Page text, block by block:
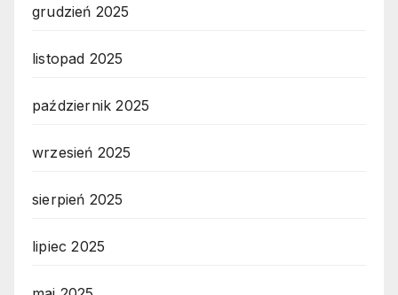
grudzień 2025
listopad 2025
październik 2025
wrzesień 2025
sierpień 2025
lipiec 2025